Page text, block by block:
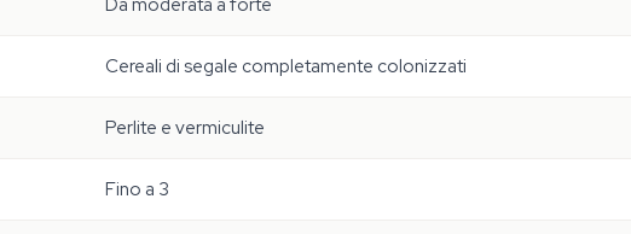
Da moderata a forte
Cereali di segale completamente colonizzati
Perlite e vermiculite
Fino a 3